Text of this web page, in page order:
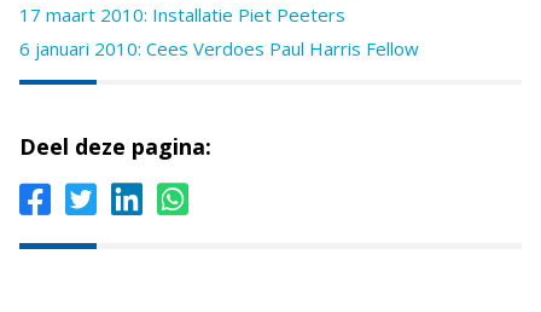
17 maart 2010: Installatie Piet Peeters
6 januari 2010: Cees Verdoes Paul Harris Fellow
Deel deze pagina: